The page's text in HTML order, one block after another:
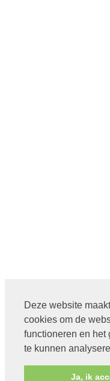
Deze website
cookies om de
functioneren en het
te kunnen
Ja, ik